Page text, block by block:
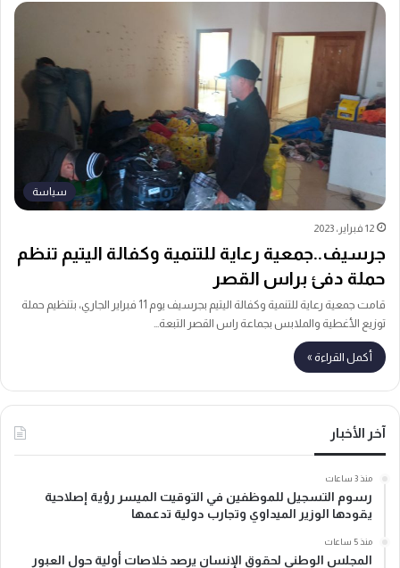
سياسة
12 فبراير، 2023
جرسيف..جمعية رعاية للتنمية وكفالة اليتيم تنظم
حملة دفئ براس القصر
قامت جمعية رعاية للتنمية وكفالة اليتيم بجرسيف يوم 11 فبراير الجاري، بتنظيم حملة
توزيع الأغطية والملابس بجماعة راس القصر التبعة…
أكمل القراءة »
آخر الأخبار
منذ 3 ساعات
رسوم التسجيل للموظفين في التوقيت الميسر رؤية إصلاحية
يقودها الوزير الميداوي وتجارب دولية تدعمها
منذ 5 ساعات
المجلس الوطني لحقوق الإنسان يرصد خلاصات أولية حول العبور